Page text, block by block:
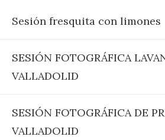
Sesión fresquita con limones
SESIÓN FOTOGRÁFICA
VALLADOLID
SESIÓN FOTOGRÁFICA DE
VALLADOLID